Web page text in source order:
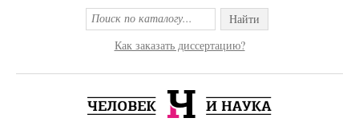
Найти
Как заказать диссертацию?